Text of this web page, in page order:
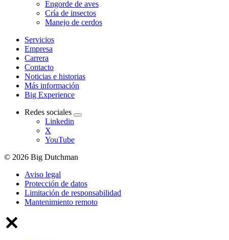
Engorde de aves
Cría de insectos
Manejo de cerdos
Servicios
Empresa
Carrera
Contacto
Noticias e historias
Más información
Big Experience
Redes sociales
Linkedin
X
YouTube
© 2026 Big Dutchman
Aviso legal
Protección de datos
Limitación de responsabilidad
Mantenimiento remoto